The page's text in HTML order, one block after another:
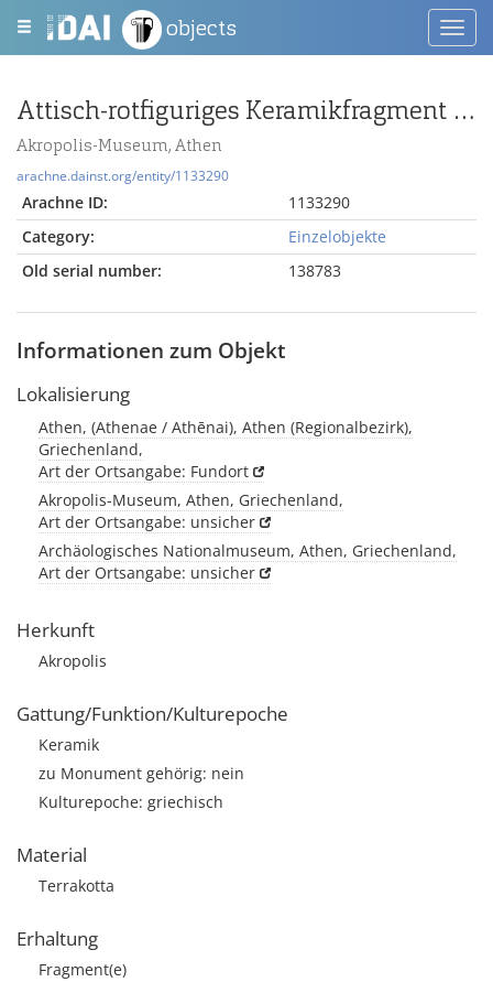
objects
Attisch-rotfiguriges Keramikfragment mit Kopf einer Frau
Akropolis-Museum, Athen
arachne.dainst.org/entity/1133290
Arachne ID:
1133290
Category:
Einzelobjekte
Old serial number:
138783
Informationen zum Objekt
Lokalisierung
Athen, (Athenae / Athēnai), Athen (Regionalbezirk),
Griechenland,
Art der Ortsangabe: Fundort
Akropolis-Museum, Athen, Griechenland,
Art der Ortsangabe: unsicher
Archäologisches Nationalmuseum, Athen, Griechenland,
Art der Ortsangabe: unsicher
Herkunft
Akropolis
Gattung/Funktion/Kulturepoche
Keramik
zu Monument gehörig: nein
Kulturepoche: griechisch
Material
Terrakotta
Erhaltung
Fragment(e)